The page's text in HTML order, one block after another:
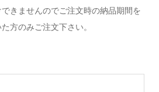
きませんのでご注文時の納品期間を
方のみご注文下さい。